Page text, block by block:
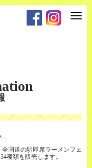
T
o
n
国道の駅即席ラーメンフェ
種類を販売します。